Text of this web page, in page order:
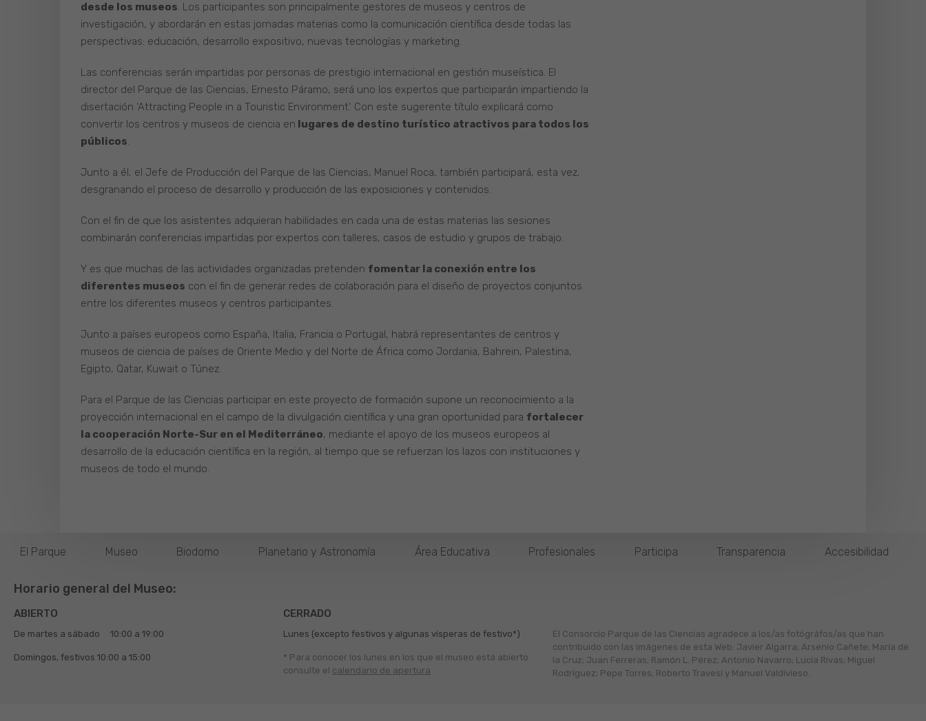
desde los museos. Los participantes son principalmente gestores de museos y centros de
investigación, y abordarán en estas jornadas materias como la comunicación científica desde todas las
perspectivas: educación, desarrollo expositivo, nuevas tecnologías y marketing.
Las conferencias serán impartidas por personas de prestigio internacional en gestión museística. El
director del Parque de las Ciencias, Ernesto Páramo, será uno los expertos que participarán impartiendo la
disertación ‘Attracting People in a Touristic Environment’. Con este sugerente título explicará como
convertir los centros y museos de ciencia en lugares de destino turístico atractivos para todos los
públicos.
Junto a él, el Jefe de Producción del Parque de las Ciencias, Manuel Roca, también participará, esta vez,
desgranando el proceso de desarrollo y producción de las exposiciones y contenidos.
Con el fin de que los asistentes adquieran habilidades en cada una de estas materias las sesiones
combinarán conferencias impartidas por expertos con talleres, casos de estudio y grupos de trabajo.
Y es que muchas de las actividades organizadas pretenden fomentar la conexión entre los
diferentes museos con el fin de generar redes de colaboración para el diseño de proyectos conjuntos
entre los diferentes museos y centros participantes.
Junto a países europeos como España, Italia, Francia o Portugal, habrá representantes de centros y
museos de ciencia de países de Oriente Medio y del Norte de África como Jordania, Bahrein, Palestina,
Egipto, Qatar, Kuwait o Túnez.
Para el Parque de las Ciencias participar en este proyecto de formación supone un reconocimiento a la
proyección internacional en el campo de la divulgación científica y una gran oportunidad para fortalecer
la cooperación Norte-Sur en el Mediterráneo, mediante el apoyo de los museos europeos al
desarrollo de la educación científica en la región, al tiempo que se refuerzan los lazos con instituciones y
museos de todo el mundo.
El Parque Museo Biodomo Planetario y Astronomía Área Educativa Profesionales Participa Transparencia Accesibilidad
Horario general del Museo:
ABIERTO
De martes a sábado 10:00 a 19:00
Domingos, festivos 10:00 a 15:00
CERRADO
Lunes (excepto festivos y algunas vísperas de festivo*)
* Para conocer los lunes en los que el museo está abierto
consulte el calendario de apertura
El Consorcio Parque de las Ciencias agradece a los/as fotógráfos/as que han
contribuido con las imágenes de esta Web: Javier Algarra; Arsenio Cañete; María de
la Cruz; Juan Ferreras; Ramón L. Pérez; Antonio Navarro; Lucía Rivas; Miguel
Rodríguez; Pepe Torres; Roberto Travesí y Manuel Valdivieso.